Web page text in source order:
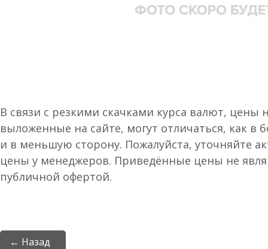
В связи с резкими скачками курса валют, цены
выложенные на сайте, могут отличаться, как в
и в меньшую сторону. Пожалуйста, уточняйте
цены у менеджеров. Приведённые цены не
публичной офертой.
← Назад